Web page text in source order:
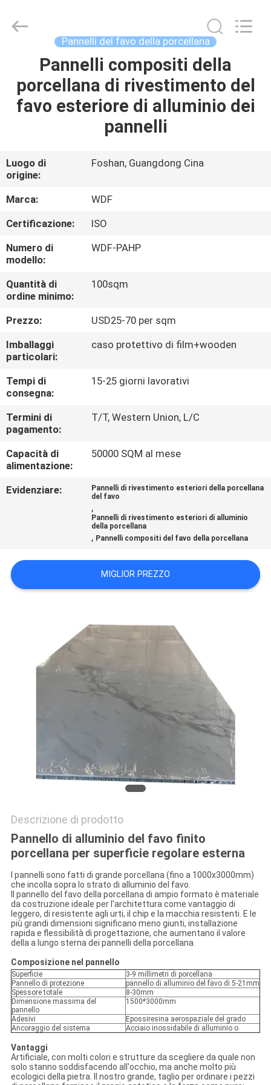
CASA
PRODOTTI
NOI
GIRO
DELLA
FABBRICA
CONTROLLO
DI
QUALITÀ
CONTATTICI
NOTIZIE
CASI
DEL
POLITICA
SULLA
PRIVACY
Pannelli del favo della porcellana
Pannelli compositi della
porcellana di rivestimento del
favo esteriore di alluminio dei
pannelli
Luogo di
origine:
Foshan, Guangdong Cina
Marca:
WDF
Certificazione:
ISO
Numero di
modello:
WDF-PAHP
Quantità di
ordine minimo:
100sqm
Prezzo:
USD25-70 per sqm
Imballaggi
particolari:
caso protettivo di film+wooden
Tempi di
consegna:
15-25 giorni lavorativi
Termini di
pagamento:
T/T, Western Union, L/C
Capacità di
alimentazione:
50000 SQM al mese
Evidenziare:
Pannelli di rivestimento esteriori della porcellana
del favo
,
Pannelli di rivestimento esteriori di alluminio
della porcellana
, Pannelli compositi del favo della porcellana
MIGLIOR PREZZO
Descrizione di prodotto
Pannello di alluminio del favo finito
porcellana per superficie regolare esterna
I pannelli sono fatti di grande porcellana (fino a 1000x3000mm)
che incolla sopra lo strato di alluminio del favo.
Il pannello del favo della porcellana di ampio formato è materiale
da costruzione ideale per l'architettura come vantaggio di
leggero, di resistente agli urti, il chip e la macchia resistenti. E le
più grandi dimensioni significano meno giunti, installazione
rapida e flessibilità di progettazione, che aumentano il valore
della a lungo sterna dei pannelli della porcellana.
Composizione nel pannello
Superficie
3-9 millimetri di porcellana
Pannello di protezione
pannello di alluminio del favo di 5-21mm
Spessore totale
8-30mm
Dimensione massima del
pannello
1500*3000mm
Adesivi
Epossiresina aerospaziale del grado
Ancoraggio del sistema
Acciaio inossidabile di alluminio o
Vantaggi
Artificiale, con molti colori e strutture da scegliere da quale non
solo stanno soddisfacendo all'occhio, ma anche molto più
ecologici della pietra. Il nostro grande, taglio per ordinare i pezzi